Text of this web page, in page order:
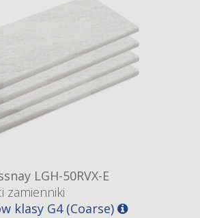
LGH-50RVX-E
zamienniki
klasy G4 (Coarse)